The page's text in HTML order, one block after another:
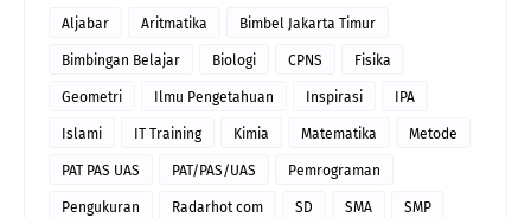
Aljabar Aritmatika Bimbel Jakarta Timur
Bimbingan Belajar Biologi CPNS Fisika
Geometri Ilmu Pengetahuan Inspirasi IPA
Islami IT Training Kimia Matematika Metode
PAT PAS UAS PAT/PAS/UAS Pemrograman
Pengukuran Radarhot com SD SMA SMP